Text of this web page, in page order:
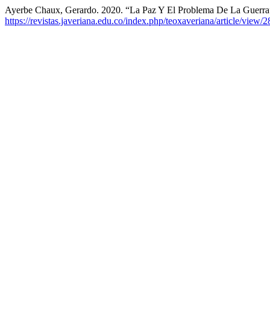
Ayerbe Chaux, Gerardo. 2020. “La Paz Y El Problema De La
https://revistas.javeriana.edu.co/index.php/teoxaveriana/article/view/